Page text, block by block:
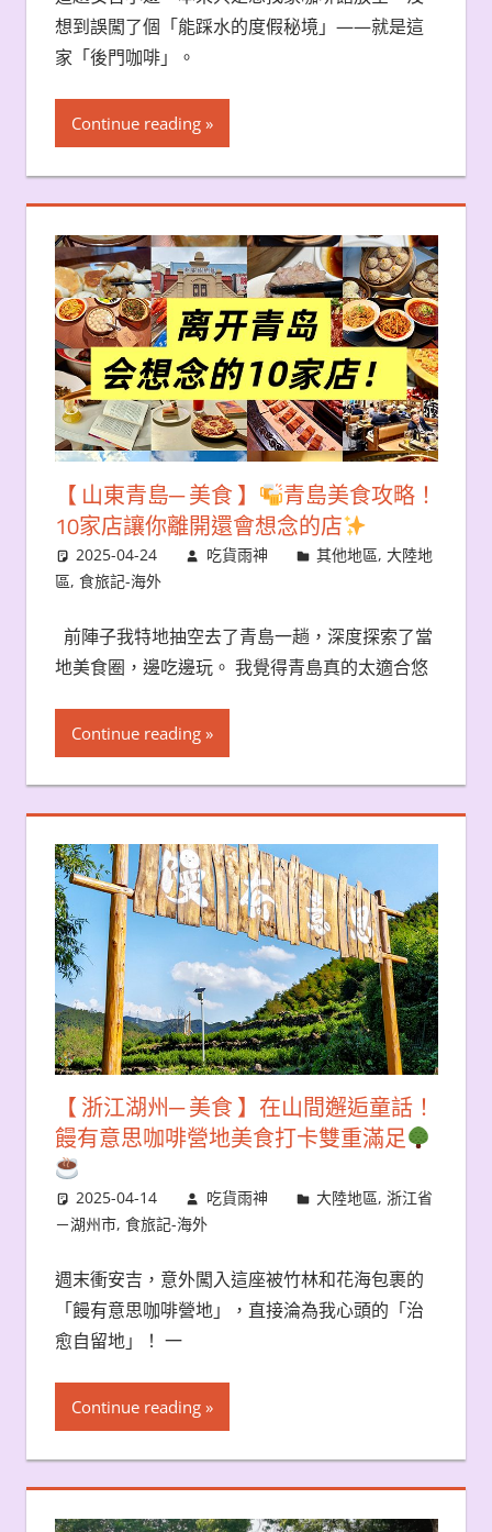
想到誤闖了個「能踩水的度假秘境」——就是這
家「後門咖啡」。
Continue reading
【 山東青島─ 美食 】
青島美食攻略！
10家店讓你離開還會想念的店
2025-04-24 吃貨雨神 其他地區,大陸地
區, 食旅記-海外
前陣子我特地抽空去了青島一趟，深度探索了當
地美食圈，邊吃邊玩。 我覺得青島真的太適合悠
Continue reading
【 浙江湖州─ 美食 】在山間邂逅童話！
饅有意思咖啡營地美食打卡雙重滿足
2025-04-14 吃貨雨神 大陸地區,浙江省
－湖州市, 食旅記-海外
週末衝安吉，意外闖入這座被竹林和花海包裹的
「饅有意思咖啡營地」，直接淪為我心頭的「治
愈自留地」！ 一
Continue reading